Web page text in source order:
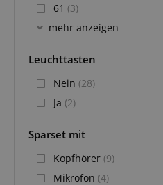
61 (3)
mehr anzeigen
Leuchttasten
Nein (28)
Ja (2)
Sparset mit
Kopfhörer (9)
Mikrofon (4)